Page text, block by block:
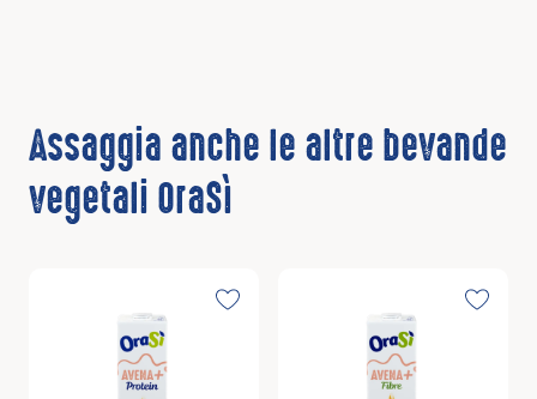
Assaggia anche le altre bevande
vegetali OraSì
Toggle favorite